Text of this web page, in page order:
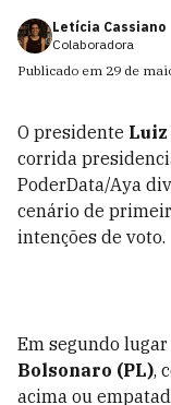
Letícia Cassiano
Colaboradora
Publicado em 29 de
O presidente Luiz
corrida
PoderData/Aya
cenário de
intenções de voto.
Em segundo
Bolsonaro (PL),
acima ou